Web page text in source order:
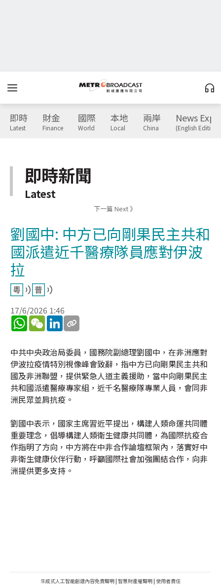
即時
Latest
財金
Finance
國際
World
本地
Local
兩岸
China
News
(English Edition)
即時新聞
Latest
下一篇 Next 》
劉國中: 中方已向剛果民主共和
國派遣近千醫療隊員應對伊波
拉
17/6/2026 1:46
WhatsApp
WeChatLinkedIn
中共中央政治局委員，國務院副總理劉國中，在非洲應對
伊波拉疫情特別視像峰會致辭，指中方已向剛果民主共和
國及非洲聯盟，提供緊急人道主義援助，當中向剛果民主
共和國派遣醫療專家組，近千名醫療隊專業人員，會同非
洲民眾並肩抗疫。
劉國中表示，國家主席習近平提出，構建人類命運共同體
重要理念，倡導構建人類衛生健康共同體，為國際抗疫合
作指明了方向，中方將在中非合作論壇框架內，落實好中
非衛生健康伙伴行動，呼籲國際社會加強團結合作，向非
洲提供更多支持。
生成式人工智能創建內容免責聲明 | 智慧財產權聲明 | 使用者責任